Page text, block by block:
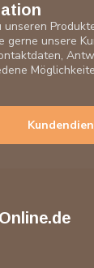
unseren
gerne unsere